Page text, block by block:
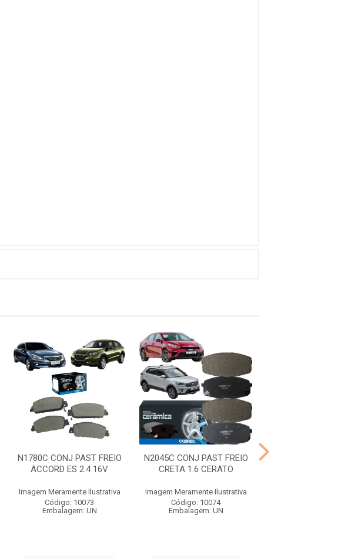
N1780C CONJ PAST FREIO
ACCORD ES 2.4 16V
Imagem Meramente Ilustrativa
Código: 10073
Embalagem: UN
N2045C CONJ PAST FREIO
CRETA 1.6 CERATO
Imagem Meramente Ilustrativa
Código: 10074
Embalagem: UN